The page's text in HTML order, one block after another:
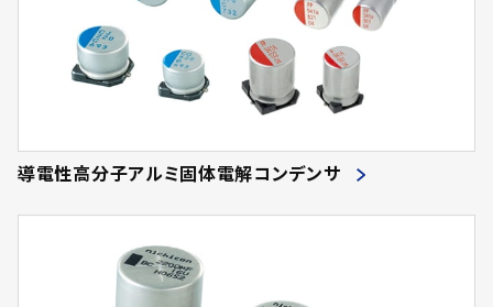
導電性高分子アルミ固体電解コンデンサ